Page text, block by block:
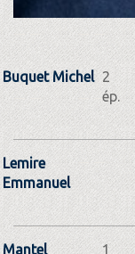
Buquet Michel 2
ép.
Lemire
Emmanuel
Mantel 1